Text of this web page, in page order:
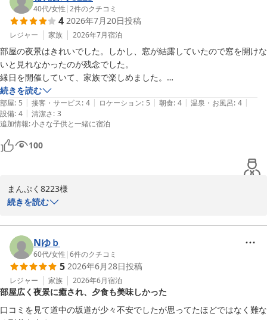
40代/女性 |2件のクチコミ
4 2026年7月20日投稿
レジャー 家族 2026年7月宿泊
部屋の夜景はきれいでした。しかし、窓が結露していたので窓を開けな
いと見れなかったのが残念でした。
縁日を開催していて、家族で楽しめました。
お風呂のシャンプーバーは嬉しかったです。広くて気持ちよかった。お
風呂のシャンプーバーのところに敷いてある人工芝？(緑のやつ)がすべ
り止めがないので滑ってあぶないと思いました。
朝食、とてもおいしかったです。品数も多かった。
続きを読む
部屋: 5 | 接客・サービス: 4 | ロケーション: 5 | 朝食: 4 | 温泉・お風呂: 4 |
設備: 4 | 清潔さ: 3
追加情報:小さな子供と一緒に宿泊
100
まんぷく8223様
とうございました。夜景を楽しんでいただけたこと、大変嬉しく思
います。しかしながら、窓の結露や大浴場の安全面に関するご指摘
を真摯に受け止めております。朝食につきましては、満足いただけ
たようで安心しております。また機会がございましたらにっしょう
かん新館梅松鶴をご利用下さいませ。お客様のまたのご利用を心よ
りお待ち申し上げます。
にっしょうかん新館梅松鶴
続きを読む
Nゆｂ
60代/女性 |6件のクチコミ
5 2026年6月28日投稿
レジャー 家族 2026年6月宿泊
部屋広く夜景に癒され、夕食も美味しかった
口コミを見て道中の坂道が少々不安でしたが思ってたほどではなく難な